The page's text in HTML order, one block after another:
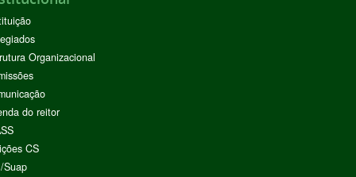
Organizacional
do reitor
CS
Suap